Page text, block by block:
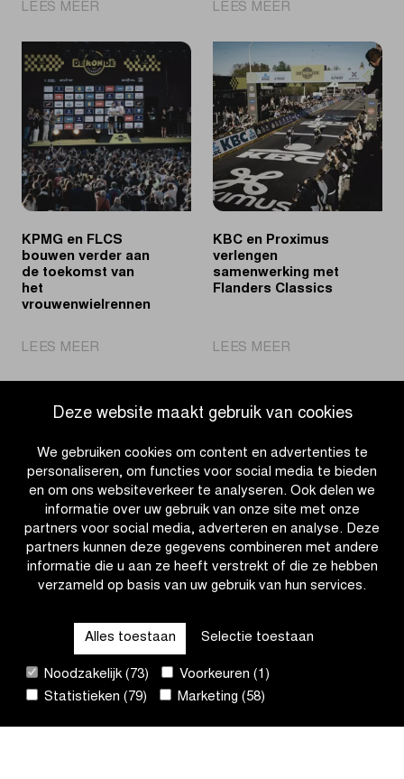
Deze website maakt gebruik van cookies
We gebruiken cookies om content en advertenties te
personaliseren, om functies voor social media te bieden
en om ons websiteverkeer te analyseren. Ook delen we
informatie over uw gebruik van onze site met onze
partners voor social media, adverteren en analyse. Deze
partners kunnen deze gegevens combineren met andere
informatie die u aan ze heeft verstrekt of die ze hebben
verzameld op basis van uw gebruik van hun services.
Alles toestaan Selectie toestaan
Noodzakelijk (73)
Voorkeuren (1)
Statistieken (79)
Marketing (58)
LEES MEER
terugblik
op
het
voorjaar
van
2026
LEES MEER
sprint
naar
winst
in
Scheldeprijs
KPMG en FLCS
bouwen verder aan
de toekomst van
het
vrouwenwielrennen
LEES MEER
en
FLCS
verder
toekomst
van
het
vrouwenwielrennen
KBC en Proximus
verlengen
samenwerking met
Flanders Classics
LEES MEER
en
Proximus
samenwerking
met
Flanders
Classics
OTHER RACES
CONTACT